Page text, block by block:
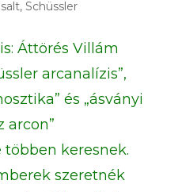
, Schüssler
Áttörés Villám
arcanalízis”,
és „ásványi
arcon”
többen keresnek.
szeretnék